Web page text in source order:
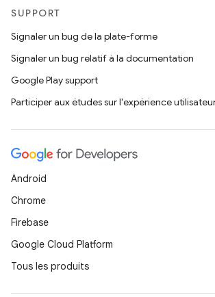
SUPPORT
Signaler un bug de la plate-forme
Signaler un bug relatif à la documentation
Google Play support
Participer aux études sur l'expérience
Android
Chrome
Firebase
Google Cloud Platform
Tous les produits